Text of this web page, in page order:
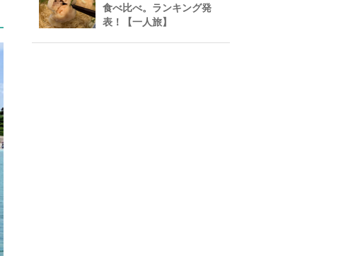
食べ比べ。ランキング発
表！【一人旅】